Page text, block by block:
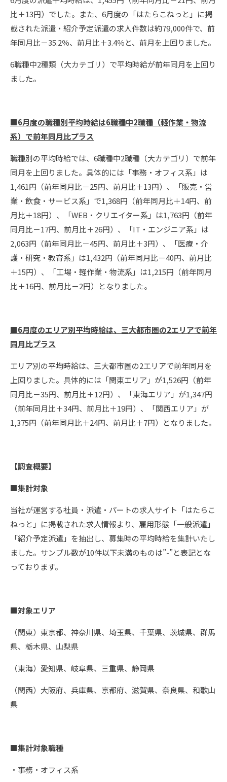
比＋13円）でした。また、6月度の「はたらこねっと」に掲
載された派遣・紹介予定派遣の求人件数は約79,000件で、前
年同月比－35.2％、前月比＋3.4％と、前月を上回りました。
6職種中2種類（大カテゴリ）で平均時給が前年同月を上回り
ました。
■6月度の職種別平均時給は6職種中2職種（軽作業・物流
系）で前年同月比プラス
職種別の平均時給では、6職種中2職種（大カテゴリ）で前年
同月を上回りました。具体的には「事務・オフィス系」は
1,461円（前年同月比－25円、前月比＋13円）、「販売・営
業・飲食・サービス系」で1,368円（前年同月比＋14円、前
月比＋18円）、「WEB・クリエイター系」は1,763円（前年
同月比－17円、前月比＋26円）、「IT・エンジニア系」は
2,063円（前年同月比－45円、前月比＋3円）、「医療・介
護・研究・教育系」は1,432円（前年同月比－40円、前月比
＋15円）、「工場・軽作業・物流系」は1,215円（前年同月
比＋16円、前月比－2円）となりました。
■6月度のエリア別平均時給は、三大都市圏の2エリアで前年
同月比プラス
エリア別の平均時給は、三大都市圏の2エリアで前年同月を
上回りました。具体的には「関東エリア」が1,526円（前年
同月比－35円、前月比＋12円）、「東海エリア」が1,347円
（前年同月比＋34円、前月比＋19円）、「関西エリア」が
1,375円（前年同月比＋24円、前月比＋7円）となりました。
【調査概要】
■集計対象
当社が運営する社員・派遣・パートの求人サイト「はたらこ
ねっと」に掲載された求人情報より、雇用形態「一般派遣」
「紹介予定派遣」を抽出し、募集時の平均時給を集計いたし
ました。サンプル数が10件以下未満のものは”-”と表記とな
っております。
■対象エリア
（関東）東京都、神奈川県、埼玉県、千葉県、茨城県、群馬
県、栃木県、山梨県
（東海）愛知県、岐阜県、三重県、静岡県
（関西）大阪府、兵庫県、京都府、滋賀県、奈良県、和歌山
県
■集計対象職種
・事務・オフィス系